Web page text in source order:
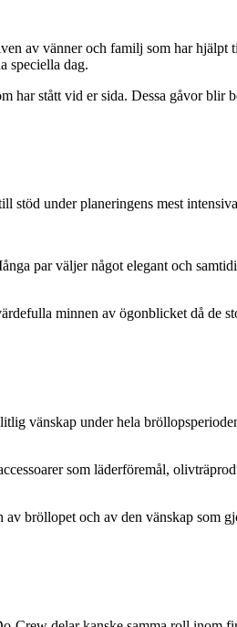
av vänner och familj som har
speciella dag.
stått vid er sida. Dessa gåvor blir
under planeringens mest
par väljer något elegant och
minnen av ögonblicket då de
vänskap under hela
som läderföremål,
av bröllopet och av den vänskap som